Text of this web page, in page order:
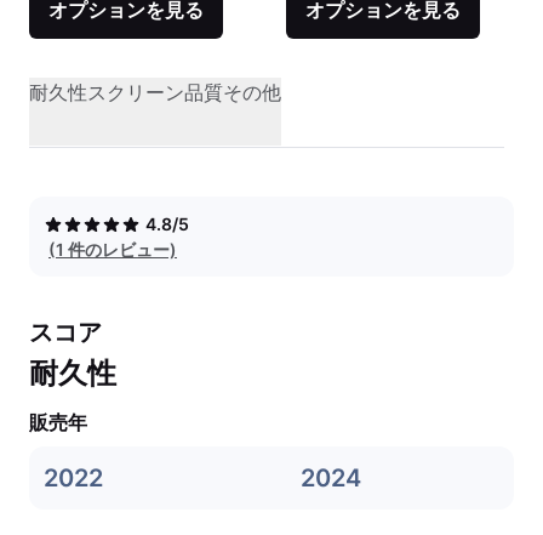
オプションを見る オプションを見る
耐久性スクリーン品質その他
4.8/5
(1 件のレビュー)
スコア
耐久性
販売年
2022 2024